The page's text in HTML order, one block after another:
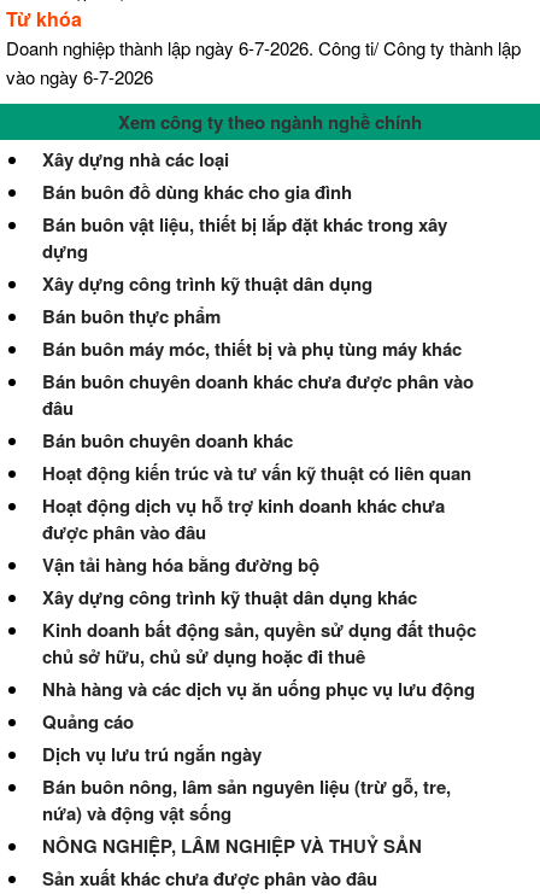
Từ khóa
Doanh nghiệp thành lập ngày 6-7-2026. Công ti/ Công ty thành lập
vào ngày 6-7-2026
Xem công ty theo ngành nghề chính
Xây dựng nhà các loại
Bán buôn đồ dùng khác cho gia đình
Bán buôn vật liệu, thiết bị lắp đặt khác trong xây
dựng
Xây dựng công trình kỹ thuật dân dụng
Bán buôn thực phẩm
Bán buôn máy móc, thiết bị và phụ tùng máy khác
Bán buôn chuyên doanh khác chưa được phân vào
đâu
Bán buôn chuyên doanh khác
Hoạt động kiến trúc và tư vấn kỹ thuật có liên quan
Hoạt động dịch vụ hỗ trợ kinh doanh khác chưa
được phân vào đâu
Vận tải hàng hóa bằng đường bộ
Xây dựng công trình kỹ thuật dân dụng khác
Kinh doanh bất động sản, quyền sử dụng đất thuộc
chủ sở hữu, chủ sử dụng hoặc đi thuê
Nhà hàng và các dịch vụ ăn uống phục vụ lưu động
Quảng cáo
Dịch vụ lưu trú ngắn ngày
Bán buôn nông, lâm sản nguyên liệu (trừ gỗ, tre,
nứa) và động vật sống
NÔNG NGHIỆP, LÂM NGHIỆP VÀ THUỶ SẢN
Sản xuất khác chưa được phân vào đâu